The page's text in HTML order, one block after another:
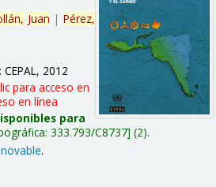
Juan | Pérez,
2012
para acceso en
en línea
para
333.793/C8737 (2).
.